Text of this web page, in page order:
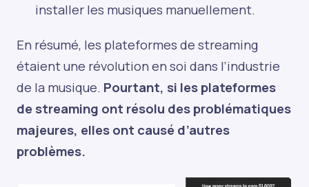
installer les musiques manuellement.
En résumé, les plateformes de streaming
étaient une révolution en soi dans l’industrie
de la musique. Pourtant, si les plateformes
de streaming ont résolu des problématiques
majeures, elles ont causé d’autres
problèmes.